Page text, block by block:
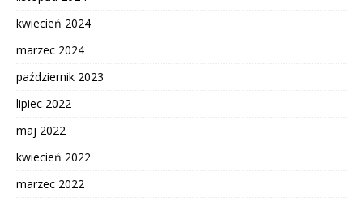
kwiecień 2024
marzec 2024
październik 2023
lipiec 2022
maj 2022
kwiecień 2022
marzec 2022